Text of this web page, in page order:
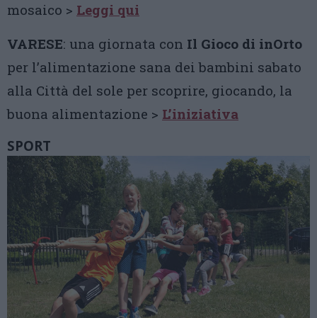
mosaico > Leggi qui
VARESE: una giornata con Il Gioco di inOrto
per l’alimentazione sana dei bambini sabato
alla Città del sole per scoprire, giocando, la
buona alimentazione > L’iniziativa
SPORT